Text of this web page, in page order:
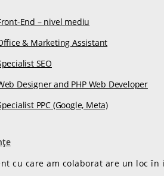
End – nivel mediu
& Marketing Assistant
SEO
Designer and PHP Web Developer
PPC (Google, Meta)
cu care am colaborat are un loc